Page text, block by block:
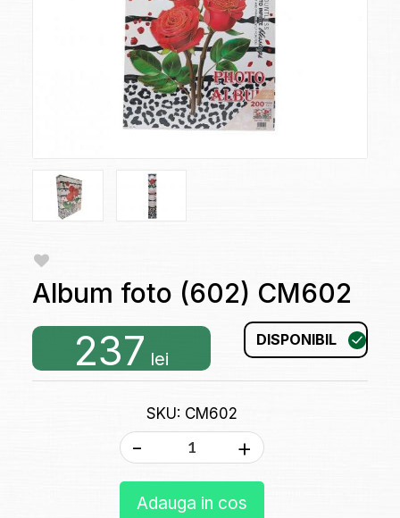
Album foto (602) CM602
237 lei
DISPONIBIL
SKU: CM602
- +
Adauga in cos